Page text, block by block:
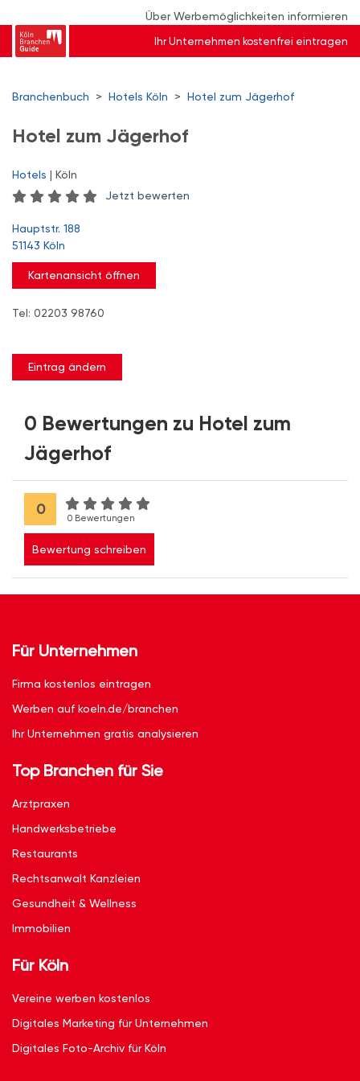
Über Werbemöglichkeiten informieren
Ihr Unternehmen kostenfrei eintragen
Branchenbuch > Hotels Köln > Hotel zum Jägerhof
Hotel zum Jägerhof
Hotels | Köln
Jetzt bewerten
Hauptstr. 188
51143 Köln
Kartenansicht öffnen
Tel: 02203 98760
Eintrag ändern
0 Bewertungen zu Hotel zum
Jägerhof
0
0 Bewertungen
Bewertung schreiben
Für Unternehmen
Firma kostenlos eintragen
Werben auf koeln.de/branchen
Ihr Unternehmen gratis analysieren
Top Branchen für Sie
Arztpraxen
Handwerksbetriebe
Restaurants
Rechtsanwalt Kanzleien
Gesundheit & Wellness
Immobilien
Für Köln
Vereine werben kostenlos
Digitales Marketing für Unternehmen
Digitales Foto-Archiv für Köln